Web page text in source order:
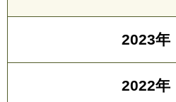
2023年
2022年